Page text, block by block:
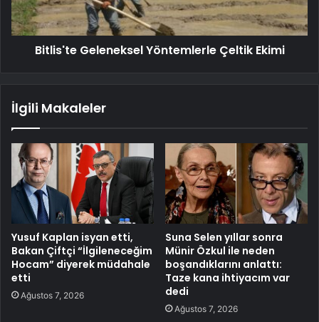
Bitlis'te Geleneksel Yöntemlerle Çeltik Ekimi
İlgili Makaleler
Yusuf Kaplan isyan etti,
Bakan Çiftçi “İlgileneceğim
Hocam” diyerek müdahale
etti
Ağustos 7, 2026
Suna Selen yıllar sonra
Münir Özkul ile neden
boşandıklarını anlattı:
Taze kana ihtiyacım var
dedi
Ağustos 7, 2026